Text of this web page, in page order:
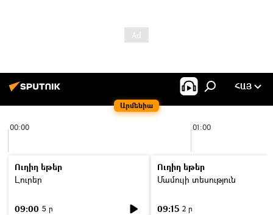
Արմենիա
ՀԱՅ
00:00 01:00
Ուղիղ եթեր
Լուրեր
09:00 5 ր
Ուղիղ եթեր
Մամուլի տեսություն
09:15 2 ր